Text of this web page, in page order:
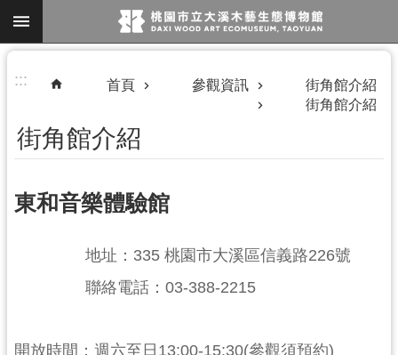
跳到主要內容區塊
尋
訊
::: 首頁 參觀資訊
街角館介紹
街角館介紹
街角館介紹
東和音樂體驗館
地址：335 桃園市大溪區信義路226號
聯絡電話：03-388-2215
開放時間：週六至日13:00-15:30(參觀須預約)